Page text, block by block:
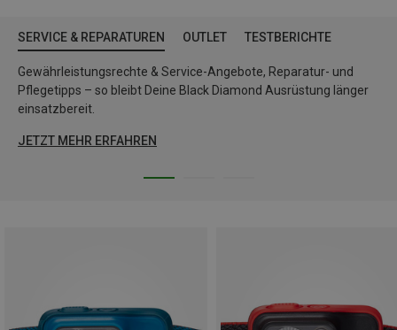
SERVICE & REPARATUREN OUTLET TESTBERICHTE
Gewährleistungsrechte & Service-Angebote, Reparatur- und
Pflegetipps – so bleibt Deine Black Diamond Ausrüstung länger
einsatzbereit.
JETZT MEHR ERFAHREN